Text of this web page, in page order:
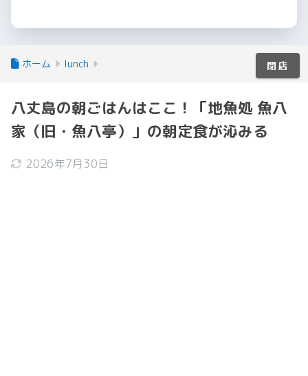
ホーム lunch
八丈島の朝ごはんはここ！「地魚処 魚八
家（旧・魚八亭）」の朝定食が沁みる
2026年7月30日